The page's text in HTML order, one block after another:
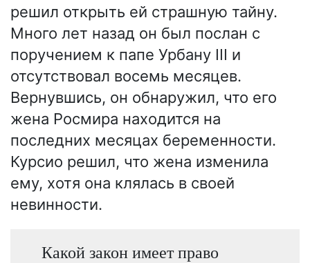
решил открыть ей страшную тайну.
Много лет назад он был послан с
поручением к папе Урбану III и
отсутствовал восемь месяцев.
Вернувшись, он обнаружил, что его
жена Росмира находится на
последних месяцах беременности.
Курсио решил, что жена изменила
ему, хотя она клялась в своей
невинности.
Какой закон имеет право